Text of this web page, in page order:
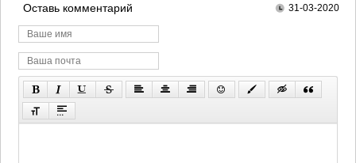
Оставь комментарий 31-03-2020